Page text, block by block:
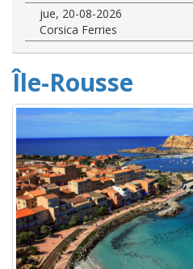
jue, 20-08-2026
Corsica Ferries
Île-Rousse